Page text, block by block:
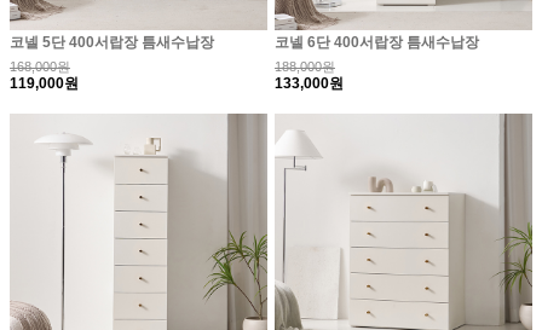
코넬 5단 400서랍장 틈새수납장
168,000원
119,000원
코넬 6단 400서랍장 틈새수납장
188,000원
133,000원